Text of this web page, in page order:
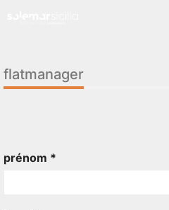
flatmanager
prénom *